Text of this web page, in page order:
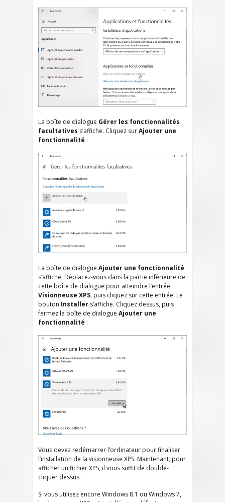
La boîte de dialogue Gérer les fonctionnalités
facultatives s’affiche. Cliquez surAjouter une
fonctionnalité :
La boîte de dialogue Ajouter une fonctionnalité
s’affiche. Déplacez-vous dans la partie inférieure de
cette boîte de dialogue pour atteindre l’entrée
Visionneuse XPS, puis cliquez sur cette entrée. Le
bouton Installer s’affiche. Cliquez dessus, puis
fermez la boîte de dialogue Ajouter une
fonctionnalité :
Vous devez redémarrer l’ordinateur pour finaliser
l’installation de la visionneuse XPS. Maintenant, pour
afficher un fichier XPS, il vous suffit de double-
cliquer dessus.
Si vous utilisez encore Windows 8.1 ou Windows 7,